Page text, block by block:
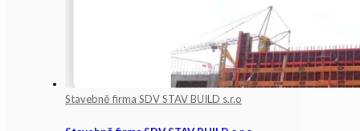
Stavebně firma SDV STAV BUILD s.r.o